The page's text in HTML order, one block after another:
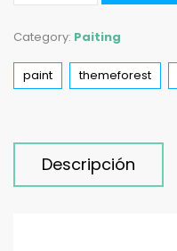
Category: Paiting
paint themeforest
Descripción